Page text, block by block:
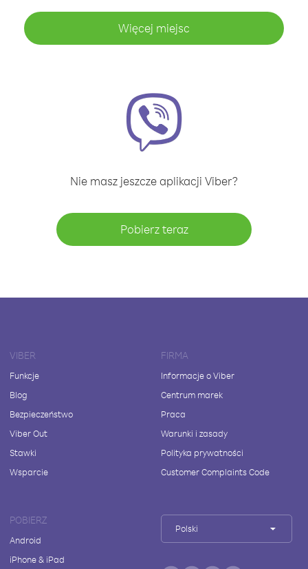
Więcej miejsc
Nie masz jeszcze aplikacji Viber?
Pobierz teraz
VIBER
Funkcje
Blog
Bezpieczeństwo
Viber Out
Stawki
Wsparcie
FIRMA
Informacje o Viber
Centrum marek
Praca
Warunki i zasady
Polityka prywatności
Customer Complaints Code
POBIERZ
Android
iPhone & iPad
Polski